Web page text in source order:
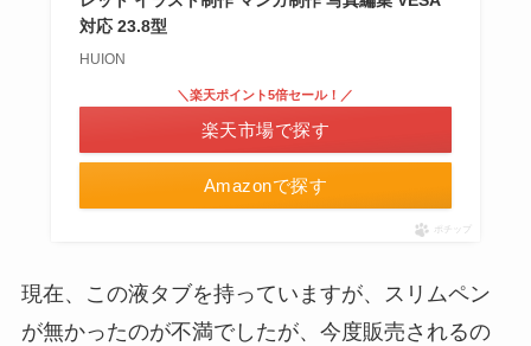
対応 23.8型
HUION
Amazonで探す
＼楽天ポイント5倍セール！／
楽天市場で探す
ポチップ
現在、この液タブを持っていますが、スリムペン
が無かったのが不満でしたが、今度販売されるの